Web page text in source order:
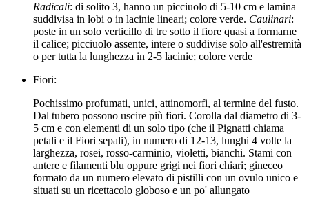
Radicali: di solito 3, hanno un picciuolo di 5-10 cm e lamina
suddivisa in lobi o in lacinie lineari; colore verde. Caulinari:
poste in un solo verticillo di tre sotto il fiore quasi a formarne
il calice; picciuolo assente, intere o suddivise solo all'estremità
o per tutta la lunghezza in 2-5 lacinie; colore verde
Fiori:
Pochissimo profumati, unici, attinomorfi, al termine del fusto.
Dal tubero possono uscire più fiori. Corolla dal diametro di 3-
5 cm e con elementi di un solo tipo (che il Pignatti chiama
petali e il Fiori sepali), in numero di 12-13, lunghi 4 volte la
larghezza, rosei, rosso-carminio, violetti, bianchi. Stami con
antere e filamenti blu oppure grigi nei fiori chiari; gineceo
formato da un numero elevato di pistilli con un ovulo unico e
situati su un ricettacolo globoso e un po' allungato